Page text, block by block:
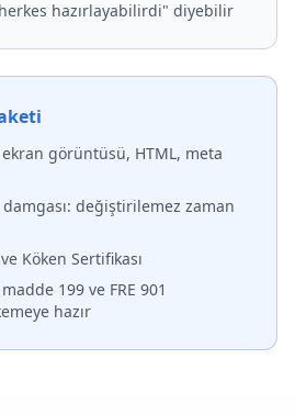
hazırlayabilirdi" diyebilir
görüntüsü, HTML, meta
değiştirilemez zaman
Köken Sertifikası
199 ve FRE 901
hazır